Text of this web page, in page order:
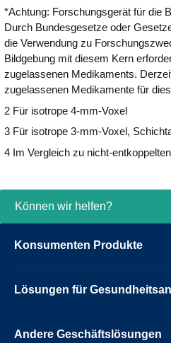
MR 7700
dank der
eines gut
Scanners
Ingenia
Erlebnis,
gezielten
*Achtung: Forschungsgerät für die
Durch Bundesgesetze oder
die Verwendung zu
Bildgebung mit diesem Kern
zugelassenen Medikaments.
zugelassenen Medikamente für
2 Für isotrope 4-mm-Voxel
3 Für isotrope 3-mm-Voxel,
4 Im Vergleich zu nicht-
Können wir helfen?
Konsumenten Produkte
Lösungen für
Andere Geschäftslösungen